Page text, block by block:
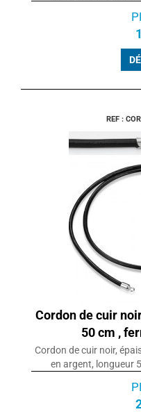
REF :
Cordon de cuir
50 cm ,
Cordon de cuir noir,
en argent, longueur